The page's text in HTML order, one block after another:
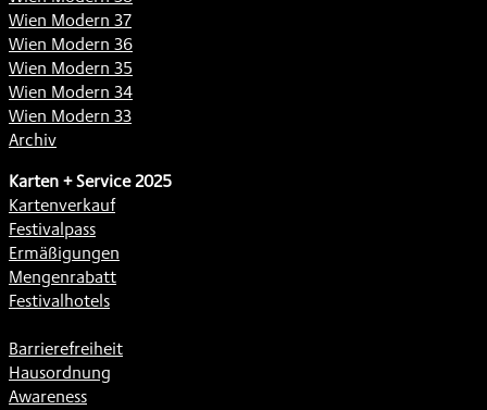
Wien Modern 37
Wien Modern 36
Wien Modern 35
Wien Modern 34
Wien Modern 33
Archiv
Karten + Service 2025
Kartenverkauf
Festivalpass
Ermäßigungen
Mengenrabatt
Festivalhotels
Barrierefreiheit
Hausordnung
Awareness